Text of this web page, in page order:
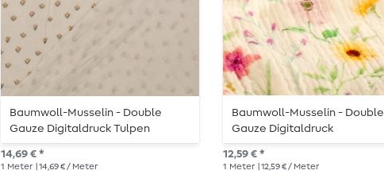
Baumwoll-Musselin - Double
Gauze Digitaldruck Tulpen
Offweiß Orange
14,69 € *
1 Meter | 14,69 € / Meter
Baumwoll-Musselin - Double
Gauze Digitaldruck
Wiesenblumen Natur
12,59 € *
1 Meter | 12,59 € / Meter